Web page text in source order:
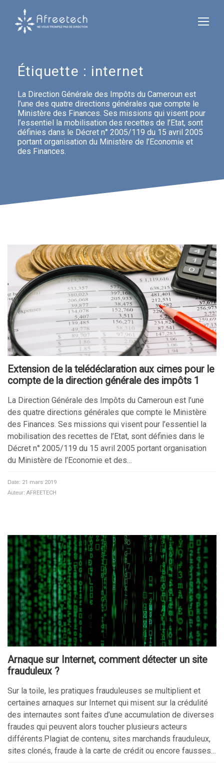
Étiquette : internet
La Direction Générale des Impôts du Cameroun est
l’une des quatre directions générales que compte le
Ministère des Finances. Ses missions qui visent pour
l’essentiel la mobilisation des recettes de l’Etat, sont
définies dans le Décret n° 2005/119 du 15 avril 2005
portant organisation du Ministère de l’Economie et
des Finances.
Extension de la telédéclaration aux cimes pour le
compte de la direction générale des impôts 1
La Direction Générale des Impôts du Cameroun est l’une
des quatre directions générales que compte le Ministère
des Finances. Ses missions qui visent pour l’essentiel la
mobilisation des recettes de l’Etat, sont définies dans le
Décret n° 2005/119 du 15 avril 2005 portant organisation
du Ministère de l’Economie et des…
Date: 21 mars 2019
Auteur: AFREETECH
Arnaque sur Internet, comment détecter un site
frauduleux ?
Sur la toile, les pratiques frauduleuses se multiplient et
certaines arnaques sur Internet qui misent sur la crédulité
des internautes sont faites d’une accumulation de diverses
fraudes qui peuvent alors toucher plusieurs acteurs
différents.Plagiat de contenu, sites marchands frauduleux,
sites clonés, fraude à la carte de crédit ou encore fausses…